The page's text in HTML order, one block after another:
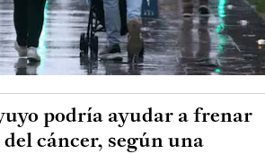
podría ayudar a frenar
cáncer, según una